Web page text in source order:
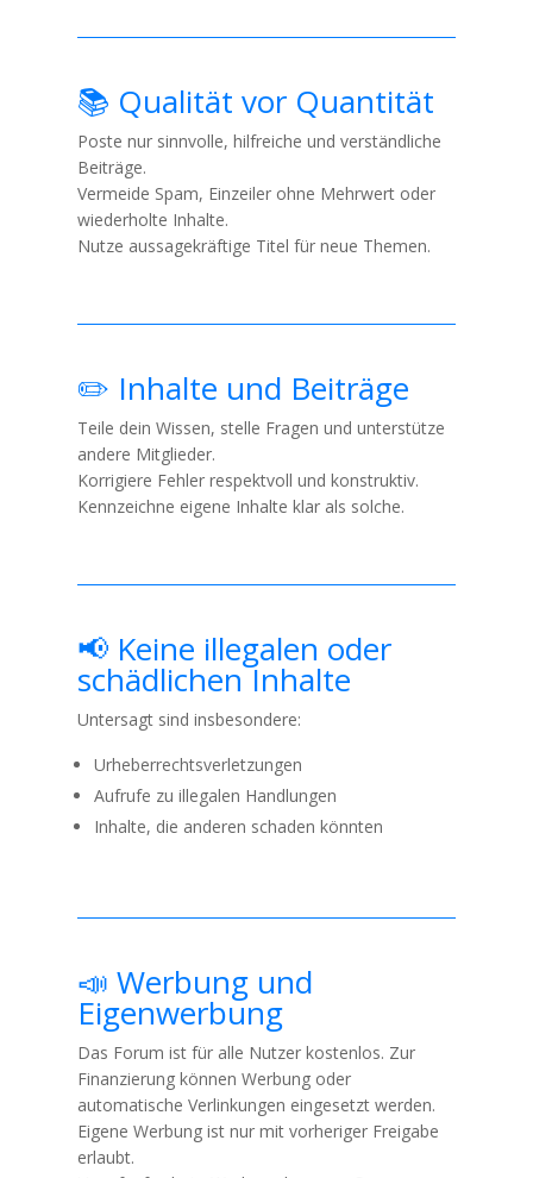
📚 Qualität vor Quantität
Poste nur sinnvolle, hilfreiche und verständliche
Beiträge.
Vermeide Spam, Einzeiler ohne Mehrwert oder
wiederholte Inhalte.
Nutze aussagekräftige Titel für neue Themen.
✏️ Inhalte und Beiträge
Teile dein Wissen, stelle Fragen und unterstütze
andere Mitglieder.
Korrigiere Fehler respektvoll und konstruktiv.
Kennzeichne eigene Inhalte klar als solche.
📢 Keine illegalen oder
schädlichen Inhalte
Untersagt sind insbesondere:
Urheberrechtsverletzungen
Aufrufe zu illegalen Handlungen
Inhalte, die anderen schaden könnten
📣 Werbung und
Eigenwerbung
Das Forum ist für alle Nutzer kostenlos. Zur
Finanzierung können Werbung oder
automatische Verlinkungen eingesetzt werden.
Eigene Werbung ist nur mit vorheriger Freigabe
erlaubt.